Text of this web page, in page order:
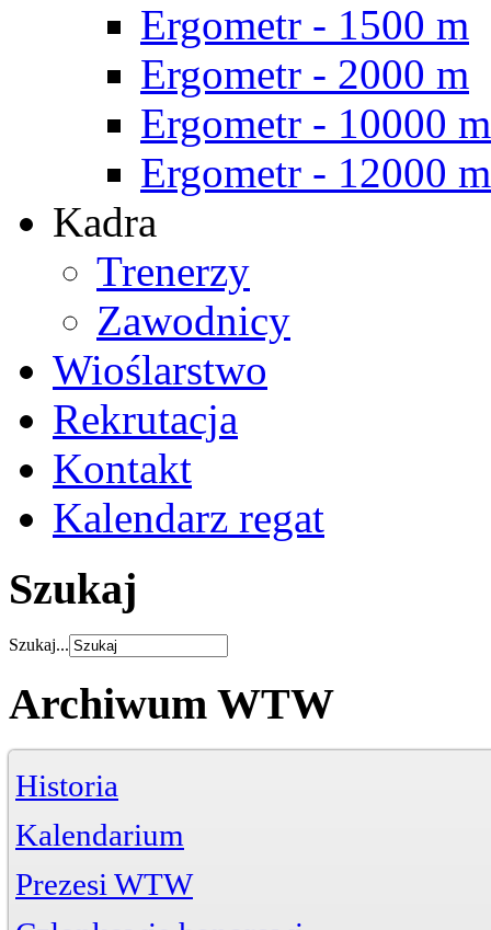
Ergometr - 1500 m
Ergometr - 2000 m
Ergometr - 10000 m
Ergometr - 12000 m
Kadra
Trenerzy
Zawodnicy
Wioślarstwo
Rekrutacja
Kontakt
Kalendarz regat
Szukaj
Szukaj...
Archiwum WTW
Historia
Kalendarium
Prezesi WTW